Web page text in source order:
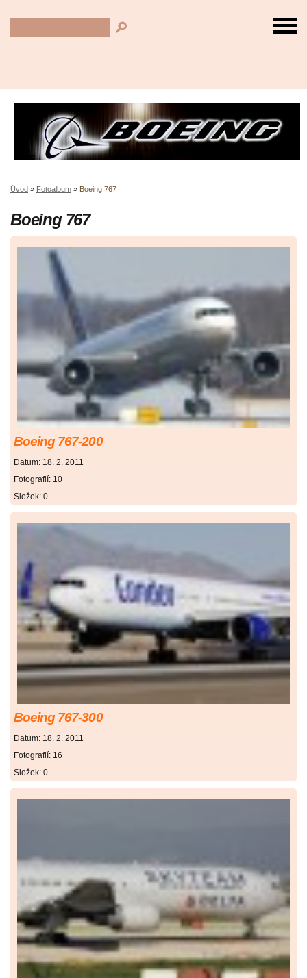
Úvod » Fotoalbum » Boeing 767
Boeing 767
Boeing 767-200
Datum: 18. 2. 2011
Fotografií: 10
Složek: 0
Boeing 767-300
Datum: 18. 2. 2011
Fotografií: 16
Složek: 0